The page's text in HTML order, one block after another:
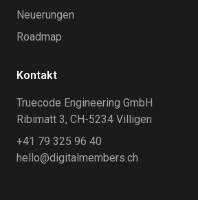
Neuerungen
Roadmap
Kontakt
Truecode Engineering GmbH
Ribimatt 3, CH-5234 Villigen
+41 79 325 96 40
hello@digitalmembers.ch